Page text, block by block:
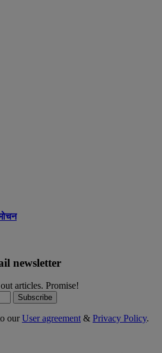
newsletter
articles. Promise!
Subscribe
ourUser agreement& Privacy Policy.